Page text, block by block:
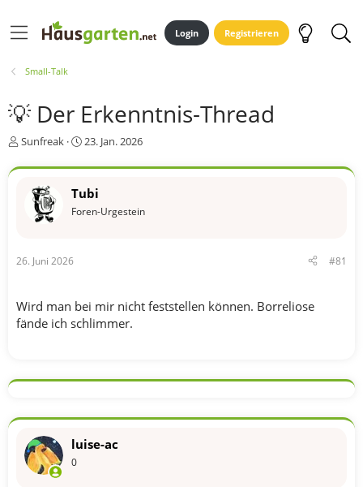
Login Registrieren
Small-Talk
💡 Der Erkenntnis-Thread
E
s
r
Sunfreak
E
s
e
l
23. Jan. 2026
Tubi
Foren-Urgestein
26. Juni 2026 #81
Wird man bei mir nicht feststellen können. Borreliose
fände ich schlimmer.
luise-ac
0